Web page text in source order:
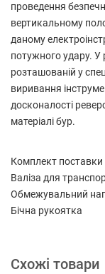
проведення
вертикальному
даному
потужного удару. У
розташованій у
виривання
досконалості
матеріалі бур.
Комплект поставки
Валіза для
Обмежувальний
Бічна рукоятка
Схожі товари